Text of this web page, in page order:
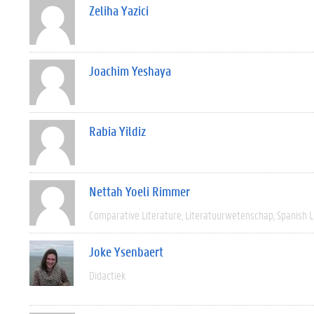
Zeliha Yazici
Joachim Yeshaya
Rabia Yildiz
Nettah Yoeli Rimmer
Comparative Literature Literatuurwetenschap Spanish
Joke Ysenbaert
Didactiek